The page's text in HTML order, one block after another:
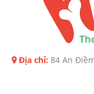
Địa chỉ: 84 An